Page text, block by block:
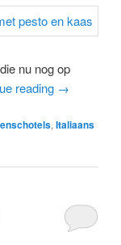
nu nog op
reading →
, Italiaans